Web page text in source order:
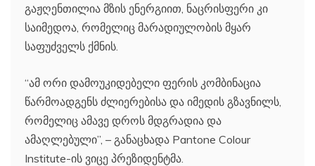
გაჟღენთილია მზის ენერგიით, ნაცრისფერი კი
საიმედოა, რომელიც მარადიულობის მყარ
საფუძველს ქმნის.
“ამ ორი დამოუკიდებელი ფერის კომბინაცია
წარმოადგენს ძლიერებისა და იმედის გზავნილს,
რომელიც ამავე დროს მდგრადია და
ამაღლებული”, – განაცხადა Pantone Colour
Institute-ის ვიცე პრეზიდენტმა.